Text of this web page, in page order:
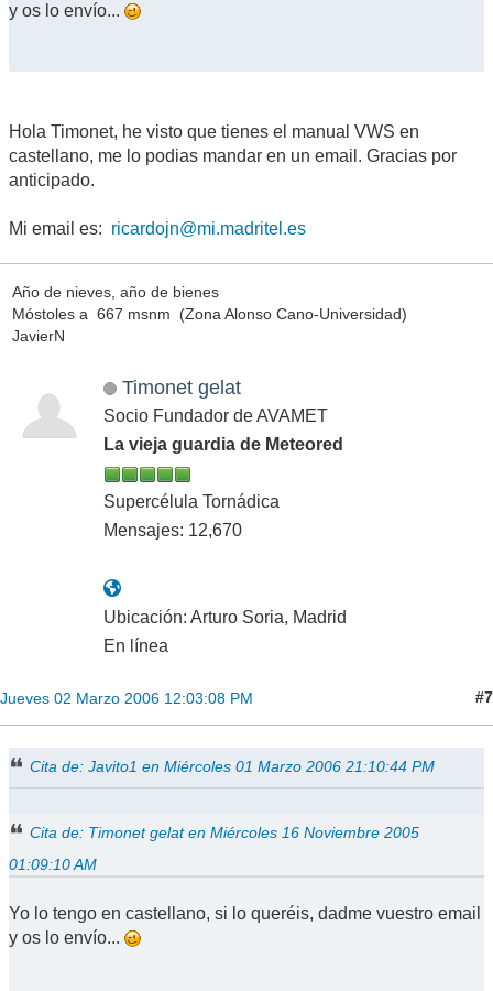
y os lo envío...
Hola Timonet, he visto que tienes el manual VWS en
castellano, me lo podias mandar en un email. Gracias por
anticipado.
Mi email es: ricardojn@mi.madritel.es
Año de nieves, año de bienes
Móstoles a 667 msnm (Zona Alonso Cano-Universidad)
JavierN
Timonet gelat
Socio Fundador de AVAMET
La vieja guardia de Meteored
Supercélula Tornádica
Mensajes: 12,670
Ubicación: Arturo Soria, Madrid
En línea
Jueves 02 Marzo 2006 12:03:08 PM #7
Cita de: Javito1 en Miércoles 01 Marzo 2006 21:10:44 PM
Cita de: Timonet gelat en Miércoles 16 Noviembre 2005
01:09:10 AM
Yo lo tengo en castellano, si lo queréis, dadme vuestro email
y os lo envío...